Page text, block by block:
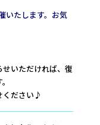
いたします。お気
いただければ、復
ください♪